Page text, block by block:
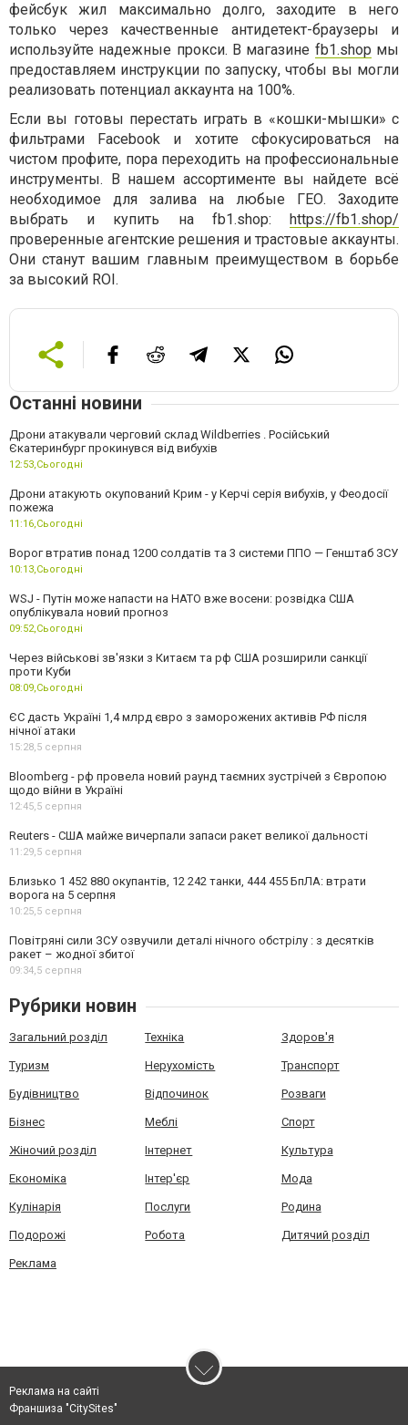
фейсбук жил максимально долго, заходите в него
только через качественные антидетект-браузеры и
используйте надежные прокси. В магазине fb1.shop мы
предоставляем инструкции по запуску, чтобы вы могли
реализовать потенциал аккаунта на 100%.
Если вы готовы перестать играть в «кошки-мышки» с
фильтрами Facebook и хотите сфокусироваться на
чистом профите, пора переходить на профессиональные
инструменты. В нашем ассортименте вы найдете всё
необходимое для залива на любые ГЕО. Заходите
выбрать и купить на fb1.shop: https://fb1.shop/
проверенные агентские решения и трастовые аккаунты.
Они станут вашим главным преимуществом в борьбе
за высокий ROI.
Останні новини
Дрони атакували черговий склад Wildberries . Російський
Єкатеринбург прокинувся від вибухів
12:53,Сьогодні
Дрони атакують окупований Крим - у Керчі серія вибухів, у Феодосії
пожежа
11:16,Сьогодні
Ворог втратив понад 1200 солдатів та 3 системи ППО — Генштаб ЗСУ
10:13,Сьогодні
WSJ - Путін може напасти на НАТО вже восени: розвідка США
опублікувала новий прогноз
09:52,Сьогодні
Через військові зв'язки з Китаєм та рф США розширили санкції
проти Куби
08:09,Сьогодні
ЄС дасть Україні 1,4 млрд євро з заморожених активів РФ після
нічної атаки
15:28,5 серпня
Bloomberg - рф провела новий раунд таємних зустрічей з Європою
щодо війни в Україні
12:45,5 серпня
Reuters - США майже вичерпали запаси ракет великої дальності
11:29,5 серпня
Близько 1 452 880 окупантів, 12 242 танки, 444 455 БпЛА: втрати
ворога на 5 серпня
10:25,5 серпня
Повітряні сили ЗСУ озвучили деталі нічного обстрілу : з десятків
ракет – жодної збитої
09:34,5 серпня
Рубрики новин
Загальний розділ Техніка Здоров'я
Туризм Нерухомість Транспорт
Будівництво Відпочинок Розваги
Бізнес Меблі Спорт
Жіночий розділ Інтернет Культура
Економіка Інтер'єр Мода
Кулінарія Послуги Родина
Подорожі Робота Дитячий розділ
Реклама
Реклама на сайті
Франшиза "CitySites"